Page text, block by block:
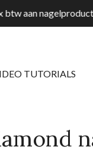
btw aan
TUTORIALS